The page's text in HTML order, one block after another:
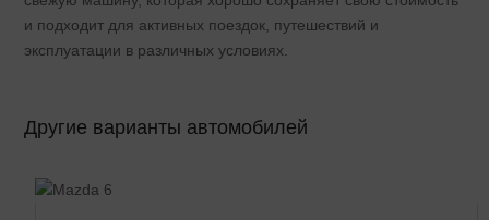
и подходит для активных поездок, путешествий и
эксплуатации в различных условиях.
Другие варианты автомобилей